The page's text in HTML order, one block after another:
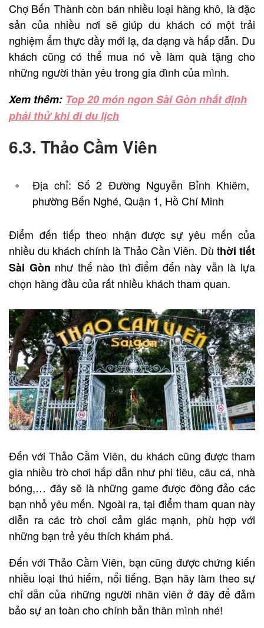
Chợ Bến Thành còn bán nhiều loại hàng khô, là đặc
sản của nhiều nơi sẽ giúp du khách có một trải
nghiệm ẩm thực đầy mới lạ, đa dạng và hấp dẫn. Du
khách cũng có thể mua nó về làm quà tặng cho
những người thân yêu trong gia đình của mình.
Xem thêm: Top 20 món ngon Sài Gòn nhất định
phải thử khi đi du lịch
6.3. Thảo Cầm Viên
Địa chỉ: Số 2 Đường Nguyễn Bỉnh Khiêm,
phường Bến Nghé, Quận 1, Hồ Chí Minh
Điểm đến tiếp theo nhận được sự yêu mến của
nhiều du khách chính là Thảo Cần Viên. Dù thời tiết
Sài Gòn như thế nào thì điểm đến này vẫn là lựa
chọn hàng đầu của rất nhiều khách tham quan.
Đến với Thảo Cầm Viên, du khách cũng được tham
gia nhiều trò chơi hấp dẫn như phi tiêu, câu cá, nhà
bóng,… đây sẽ là những game được đông đảo các
bạn nhỏ yêu mến. Ngoài ra, tại điểm tham quan này
diễn ra các trò chơi cảm giác mạnh, phù hợp với
những bạn trẻ yêu thích khám phá.
Đến với Thảo Cầm Viên, bạn cũng được chứng kiến
nhiều loại thú hiếm, nổi tiếng. Bạn hãy làm theo sự
chỉ dẫn của những người nhân viên ở đây để đảm
bảo sự an toàn cho chính bản thân mình nhé!